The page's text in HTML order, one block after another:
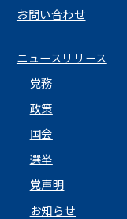
お問い合わせ
ニュースリリース
党務
政策
国会
選挙
党声明
お知らせ